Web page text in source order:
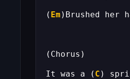
( Em )Brushed her
It was a ( C )